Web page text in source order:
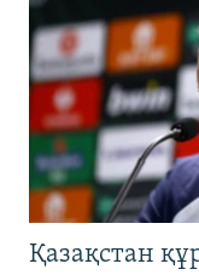
Қазақстан